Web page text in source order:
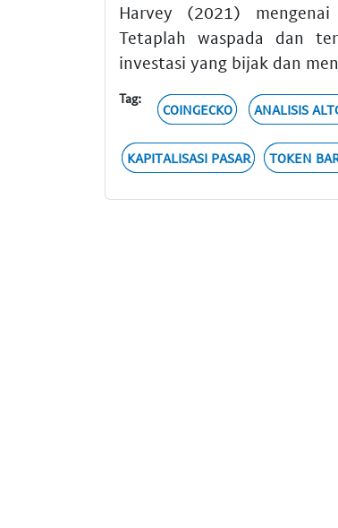
Harvey (2021)
Tetaplah waspada dan
investasi yang bijak dan
Tag:
COINGECKO ANALISIS
KAPITALISASI PASAR TOKEN